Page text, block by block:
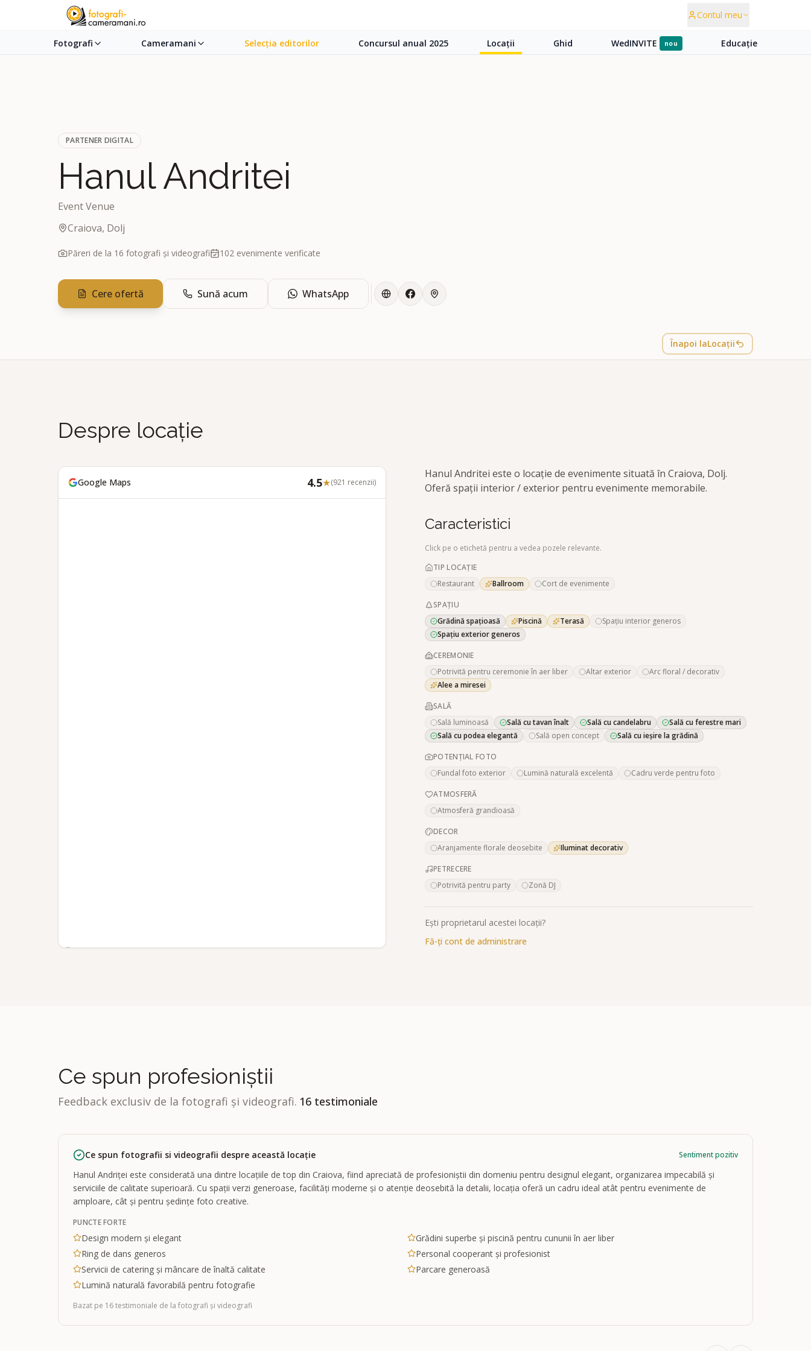
Contul meu
Fotografi Cameramani Selecția editorilor Concursul anual 2025 Locații Ghid WedINVITE nou Educație
PARTENER DIGITAL
Hanul Andritei
Event Venue
Craiova, Dolj
Păreri de la 16 fotografi și videografi 102 evenimente verificate
Cere ofertă Sună acum WhatsApp
Înapoi laLocații
Despre locație
Google Maps 4.5★(921 recenzii)
Hanul Andritei este o locație de evenimente situată în Craiova, Dolj.
Oferă spații interior / exterior pentru evenimente memorabile.
Caracteristici
Click pe o etichetă pentru a vedea pozele relevante.
TIP LOCAȚIE
Restaurant
Ballroom Cort de evenimente
SPAȚIU
Grădină spațioasă
Piscină Terasă
Spațiu interior generos
Spațiu exterior generos
CEREMONIE
Potrivită pentru ceremonie în aer liber
Altar exterior
Arc floral / decorativ
Alee a miresei
SALĂ
Sală luminoasă
Sală cu tavan înalt Sală cu candelabru
Sală cu ferestre mari
Sală cu podea elegantă
Sală open concept Sală cu ieșire la grădină
POTENȚIAL FOTO
Fundal foto exterior
Lumină naturală excelentă Cadru verde pentru foto
ATMOSFERĂ
Atmosferă grandioasă
DECOR
Aranjamente florale deosebite
Iluminat decorativ
PETRECERE
Potrivită pentru party
Zonă DJ
Ești proprietarul acestei locații?
Fă-ți cont de administrare
Ce spun profesioniștii
Feedback exclusiv de la fotografi și videografi. 16 testimoniale
Ce spun fotografii si videografii despre această locație Sentiment pozitiv
Hanul Andriței este considerată una dintre locațiile de top din Craiova, fiind apreciată de profesioniștii din domeniu pentru designul elegant, organizarea impecabilă și
serviciile de calitate superioară. Cu spații verzi generoase, facilități moderne și o atenție deosebită la detalii, locația oferă un cadru ideal atât pentru evenimente de
amploare, cât și pentru ședințe foto creative.
PUNCTE FORTE
Design modern și elegant
Grădini superbe și piscină pentru cununii în aer liber
Ring de dans generos
Personal cooperant și profesionist
Servicii de catering și mâncare de înaltă calitate
Parcare generoasă
Lumină naturală favorabilă pentru fotografie
Bazat pe 16testimoniale de la fotografi și videografi